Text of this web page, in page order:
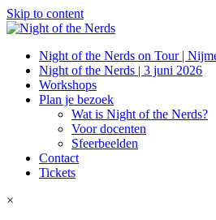
Skip to content
Night of the Nerds on Tour |
Night of the Nerds | 3 juni 2026
Workshops
Plan je bezoek
Wat is Night of the Nerds?
Voor docenten
Sfeerbeelden
Contact
Tickets
×